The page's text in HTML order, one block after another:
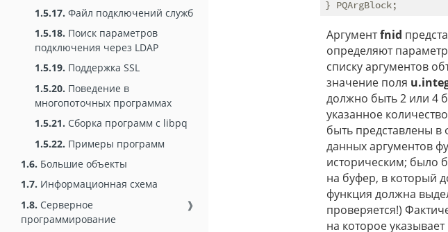
1.5.17. Файл подключений служб
1.5.18. Поиск параметров
подключения через LDAP
1.5.19. Поддержка SSL
1.5.20. Поведение в
многопоточных программах
1.5.21. Сборка программ с libpq
1.5.22. Примеры программ
1.6. Большие объекты
1.7. Информационная схема
1.8. Серверное
программирование
❱
Аргументfnid
определяют
списку аргументов
значение поля
должно быть 2 или 4
указанное
быть представлены
данных аргументов
историческим; было
на буфер, в который
функция должна
проверяется!)
на которое указывает